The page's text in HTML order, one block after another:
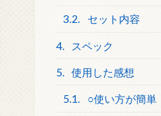
3.2. セット内容
4. スペック
5. 使用した感想
5.1. ○使い方が簡単